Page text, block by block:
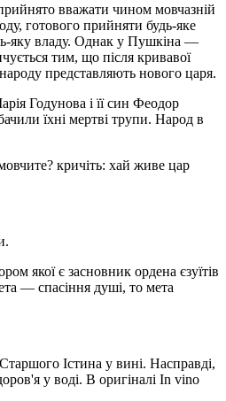
вважати чином мовчазній
готового прийняти будь-яке
яку владу. Однак у Пушкіна —
тим, що після кривавої
представляють нового царя.
Годунова і її син Феодор
їхні мертві трупи. Народ в
кричіть: хай живе цар
якої є засновник ордена єзуїтів
— спасіння душі, то мета
Істина у вині. Насправді,
у воді. В оригіналі In vino